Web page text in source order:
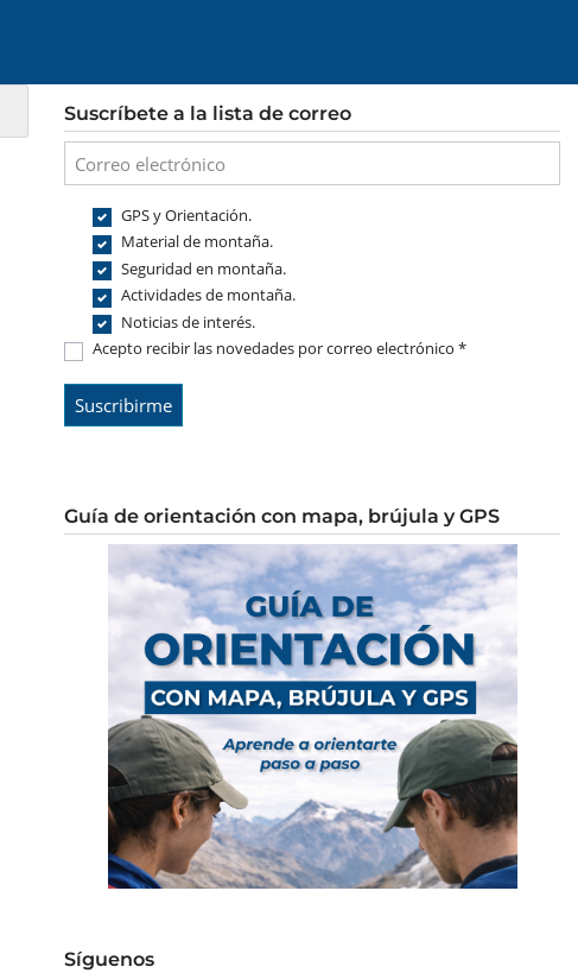
Suscríbete a la lista de correo
GPS y Orientación.
Material de montaña.
Seguridad en montaña.
Actividades de montaña.
Noticias de interés.
Acepto recibir las novedades por correo electrónico *
Guía de orientación con mapa, brújula y GPS
Síguenos